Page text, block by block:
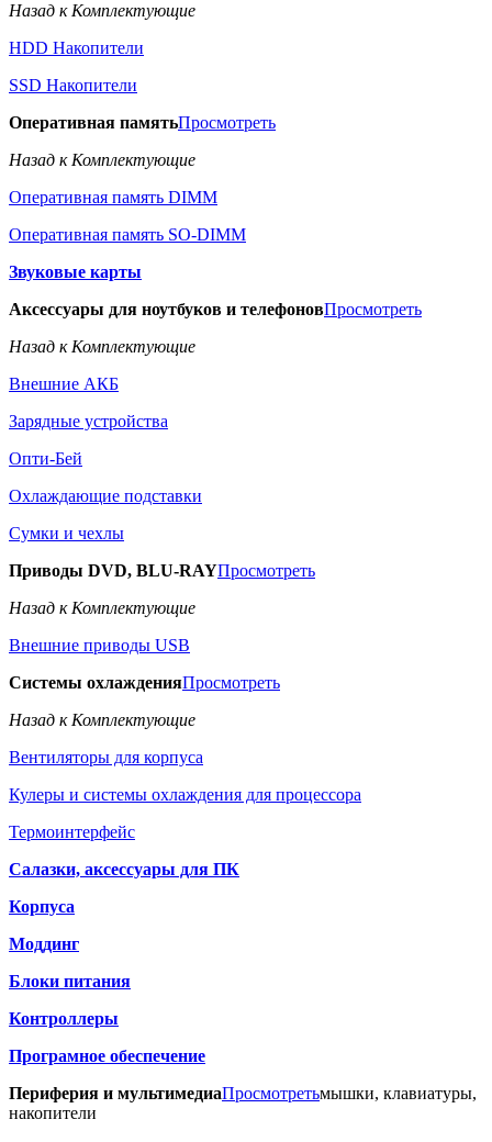
Назад к Комплектующие
HDD Накопители
SSD Накопители
Оперативная памятьПросмотреть
Назад к Комплектующие
Оперативная память DIMM
Оперативная память SO-DIMM
Звуковые карты
Аксессуары для ноутбуков и телефоновПросмотреть
Назад к Комплектующие
Внешние АКБ
Зарядные устройства
Опти-Бей
Охлаждающие подставки
Сумки и чехлы
Приводы DVD, BLU-RAYПросмотреть
Назад к Комплектующие
Внешние приводы USB
Системы охлажденияПросмотреть
Назад к Комплектующие
Вентиляторы для корпуса
Кулеры и системы охлаждения для процессора
Термоинтерфейс
Салазки, аксессуары для ПК
Корпуса
Моддинг
Блоки питания
Контроллеры
Програмное обеспечение
Периферия и мультимедиаПросмотретьмышки, клавиатуры,
накопители